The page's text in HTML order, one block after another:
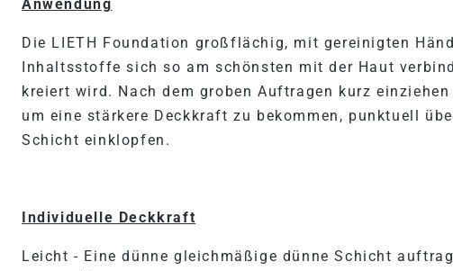
Anwendung
Die LIETH Foundation großflächig, mit gereinigten
Inhaltsstoffe sich so am schönsten mit der Haut
kreiert wird. Nach dem groben Auftragen kurz
um eine stärkere Deckkraft zu bekommen, punktuell
Schicht einklopfen.
Individuelle Deckkraft
Leicht - Eine dünne gleichmäßige dünne Schicht